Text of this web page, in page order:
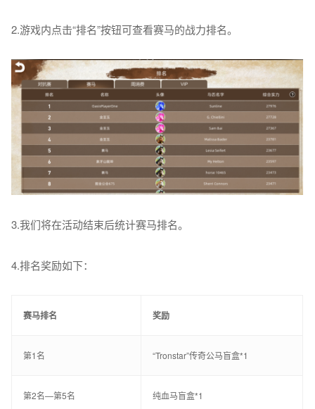
2.游戏内点击“排名”按钮可查看赛马的战力排名。
3.我们将在活动结束后统计赛马排名。
4.排名奖励如下：
赛马排名 奖励
第1名 “Tronstar”传奇公马盲盒*1
第2名—第5名 纯血马盲盒*1